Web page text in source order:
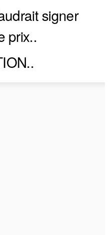
signer
prix..